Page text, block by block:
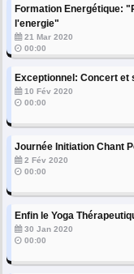
Formation Energétique:
l'energie"
21 Mar 2020
00:00
Exceptionnel: Concert et
10 Fév 2020
00:00
Journée Initiation Chant
2 Fév 2020
00:00
Enfin le Yoga
30 Jan 2020
00:00